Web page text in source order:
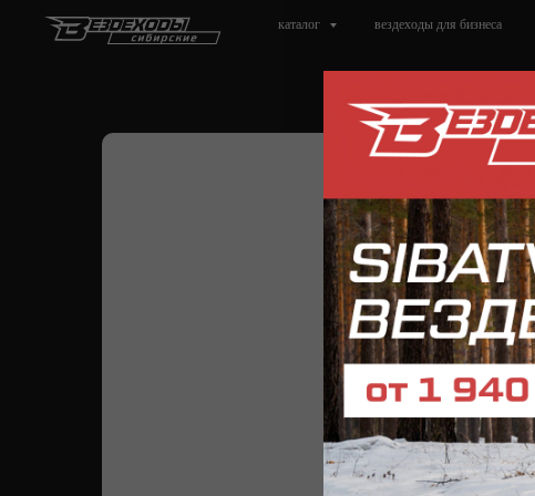
каталог вездеходы для бизнеса